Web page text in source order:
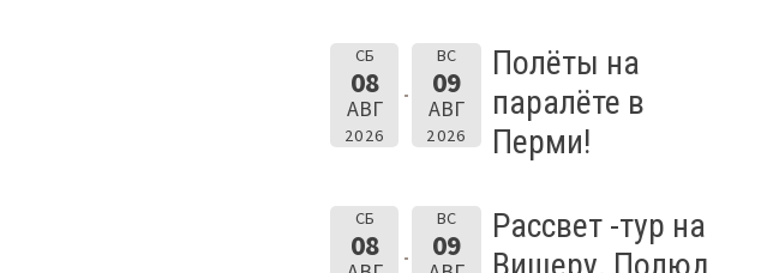
СБ
08
АВГ
2026
ВС
09
АВГ
2026
Полёты на
паралёте в
Перми!
СБ
08
ВС
09
Рассвет -тур на